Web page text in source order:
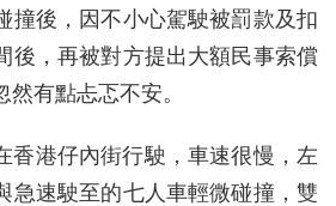
撞後，因不小心駕駛被罰款及扣
後，再被對方提出大額民事索償
有點忐忑不安。
香港仔內街行駛，車速很慢，左
急速駛至的七人車輕微碰撞，雙